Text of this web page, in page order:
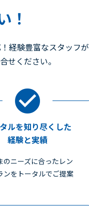
！
経験豊富なスタッフが
せください。
ルを知り尽くした
経験と実績
のニーズに合ったレン
ンをトータルでご提案